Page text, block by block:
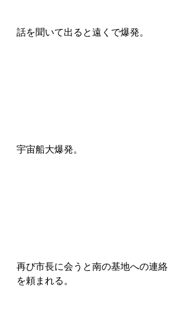
話を聞いて出ると遠くで爆発。
宇宙船大爆発。
再び市長に会うと南の基地への連絡
を頼まれる。